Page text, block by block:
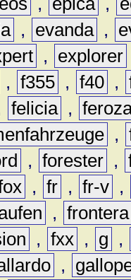
, evanda ,
, explorer
, f355 , f40 ,
felicia ,
,
, forester ,
, fr , fr-v ,
, frontera
, fxx , g
,
,